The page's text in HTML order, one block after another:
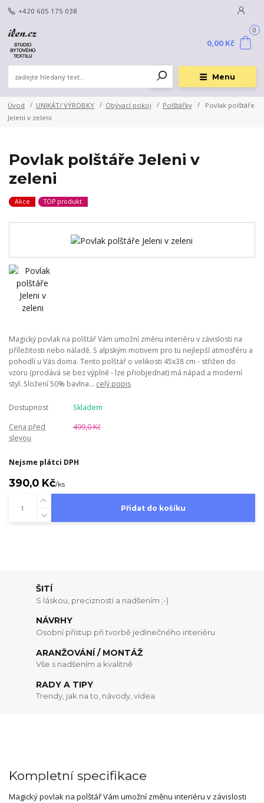
Menu
+420 605 175 038
0
0,00 Kč
Úvod UNIKÁT/ VÝROBKY Obývací pokoj Polštářky
Povlak polštáře
Jeleni v zeleni
Povlak polštáře Jeleni v
zeleni
Akce TOP produkt
Magický povlak na polštář Vám umožní změnu interiéru v závislosti na
příležitosti nebo náladě. S alpským motivem pro tu nejlepší atmosféru a
pohodlí u Vás doma. Tento polštář o velikosti 45x38 cm - střižen do
vzoru (prodává se bez výplně - lze přiobjednat) má nápad a moderní
styl. Složení 50% bavlna... celý popis
Dostupnost
Skladem
Cena před
slevou
499,0 Kč
Nejsme plátci DPH
390,0 Kč/ks
Přidat do košíku
ŠITÍ
S láskou, precizností a nadšením ;-)
NÁVRHY
Osobní přístup při tvorbě jedinečného interiéru
ARANŽOVÁNÍ / MONTÁŽ
Vše s nadšením a kvalitně
RADY A TIPY
Trendy, jak na to, návody, videa
Kompletní specifikace
Magický povlak na polštář Vám umožní změnu interiéru v závislosti